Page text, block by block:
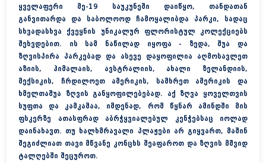
მთავარი
პროექტის შესახებ
წყალი ბაკურიანი
ყველაფერი მე-19 საუკუნეში დაიწყო, თანდათან
განვითარდა და საბოლოოდ ჩამოყალიბდა პარკი, სადაც
სხვადასხვა ქვეყნის უნიკალურ ფლორისტულ კოლექციებს
შეხვდებით. ის სამ ნაწილად იყოფა - ზედა, შუა და
ზღვისპირა პარკებად და ასევე დაყოფილია აღმოსავლეთ
აზიის, ჰიმალაის, ავსტრალიის, ახალი ზელანდიის,
მექსიკის, ჩრდილოეთ ამერიკის, სამხრეთ ამერიკის და
ხმელთაშუა ზღვის განყოფილებებად. აქ ზღვა ყოველთვის
სუფთა და კამკამაა, იმდენად, რომ წყნარ ამინდში მის
ფსკერზე ათასფრად აბრჭყვიალებულ კენჭებსაც იოლად
დაინახავთ. თუ ხალხმრავალი პლაჟები არ გიყვართ, მაშინ
შეგიძლიათ თავი მწვანე კონცხს შეაფაროთ და ზღვის მშვიდ
ტალღებში შეცუროთ.